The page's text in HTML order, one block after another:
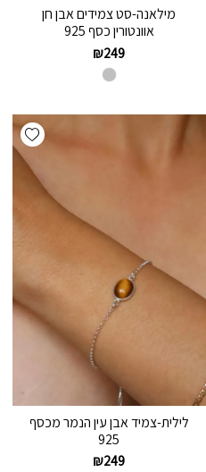
מילאנה-סט צמידים אבן חן
אוונטורין כסף 925
₪249
לילית-צמיד אבן עין הנמר מכסף
925
₪249